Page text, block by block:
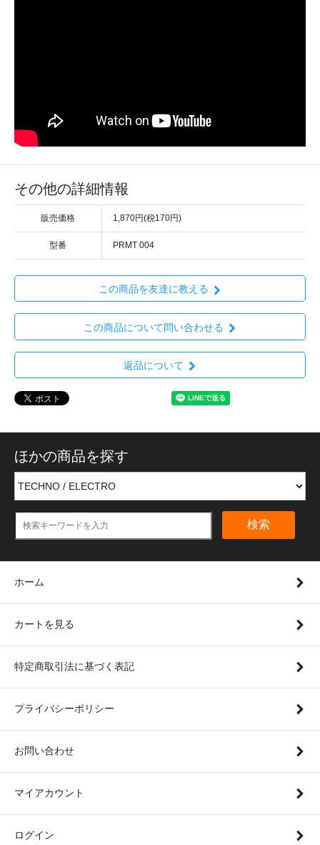
その他の詳細情報
販売価格 1,870円(税170円)
型番 PRMT 004
この商品を友達に教える
この商品について問い合わせる
返品について
ほかの商品を探す
検索
ホーム
カートを見る
特定商取引法に基づく表記
プライバシーポリシー
お問い合わせ
マイアカウント
ログイン